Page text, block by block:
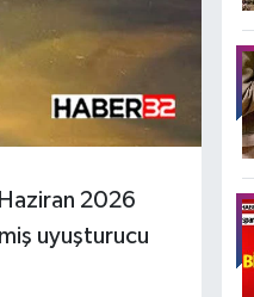
2026
uyuşturucu